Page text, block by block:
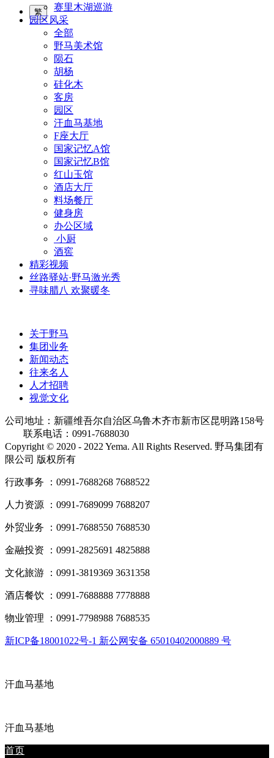
繁
赛里木湖巡游
园区风采
全部
野马美术馆
陨石
胡杨
硅化木
客房
园区
汗血马基地
F座大厅
国家记忆A馆
国家记忆B馆
红山玉馆
酒店大厅
料场餐厅
健身房
办公区域
小厨
酒窖
精彩视频
丝路驿站·野马激光秀
寻味腊八 欢聚暖冬
关于野马
集团业务
新闻动态
往来名人
人才招聘
视觉文化
公司地址：新疆维吾尔自治区乌鲁木齐市新市区昆明路158号
联系电话：0991-7688030
Copyright © 2020 - 2022 Yema. All Rights Reserved. 野马集团有
限公司 版权所有
行政事务 ：0991-7688268 7688522
人力资源 ：0991-7689099 7688207
外贸业务 ：0991-7688550 7688530
金融投资 ：0991-2825691 4825888
文化旅游 ：0991-3819369 3631358
酒店餐饮 ：0991-7688888 7778888
物业管理 ：0991-7798988 7688535
新ICP备18001022号-1 新公网安备 65010402000889 号
汗血马基地
汗血马基地
首页